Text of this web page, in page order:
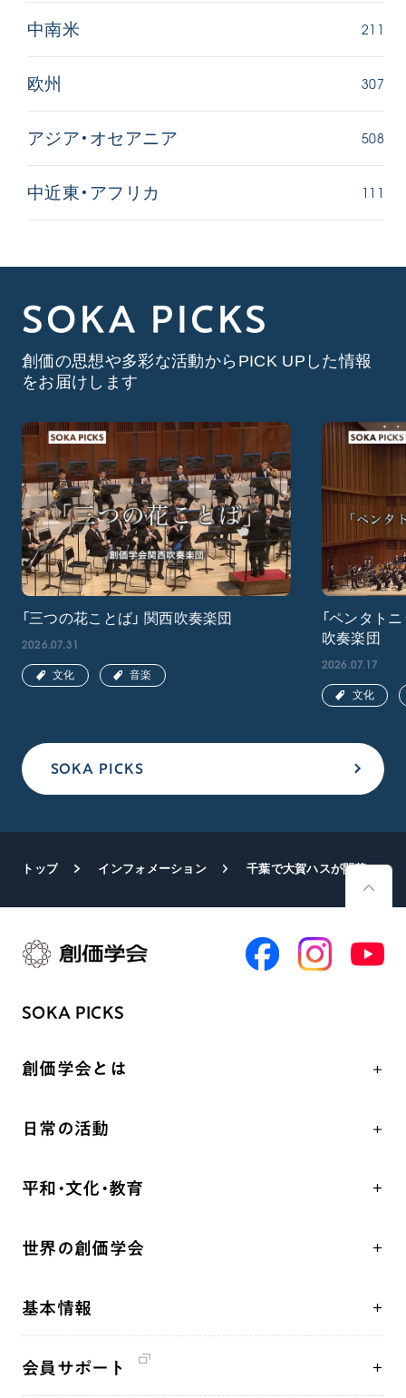
中南米 211
欧州 307
アジア・オセアニア 508
中近東・アフリカ 111
SOKA PICKS
創価の思想や多彩な活動からPICK UPした情報
をお届けします
SOKA PICKS
「三つの花ことば」 関西吹奏楽団
2026.07.31
文化 音楽
「ペンタト
吹奏楽団
2026.07.17
文化
トップ インフォメーション 千葉で大賀ハスが開花
SOKA PICKS
創価学会とは
祈り
聖典
釈尊～法華経
創価学会の三代会長
初代会長・牧口常三郎先生
日常の活動
座談会
仏法を語る
年間の活動について
平和・文化・教育
「人権文化」「ジェンダー平等」を促進
人道支援
世界の創価学会
基本情報
会員サポート